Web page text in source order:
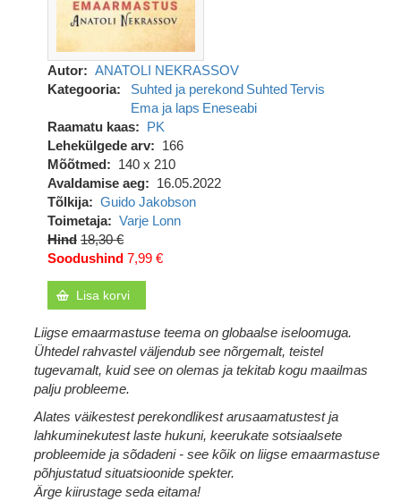
Autor
ANATOLI NEKRASSOV
Kategooria
Suhted ja perekond Suhted Tervis
Ema ja laps Eneseabi
Raamatu kaas
PK
Lehekülgede arv
166
Mõõtmed
140 x 210
Avaldamise aeg
16.05.2022
Tõlkija
Guido Jakobson
Toimetaja
Varje Lonn
Hind 18,30 €
Soodushind 7,99 €
Lisa korvi
Liigse emaarmastuse teema on globaalse iseloomuga.
Ühtedel rahvastel väljendub see nõrgemalt, teistel
tugevamalt, kuid see on olemas ja tekitab kogu maailmas
palju probleeme.
Alates väikestest perekondlikest arusaamatustest ja
lahkuminekutest laste hukuni, keerukate sotsiaalsete
probleemide ja sõdadeni - see kõik on liigse emaarmastuse
põhjustatud situatsioonide spekter.
Ärge kiirustage seda eitama!